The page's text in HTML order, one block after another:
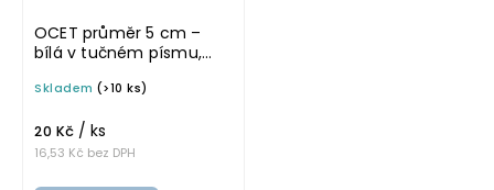
OCET průměr 5 cm –
bílá v tučném písmu,
na potravinové láhve
Skladem (>10 ks)
16,53 Kč bez DPH
20 Kč / ks